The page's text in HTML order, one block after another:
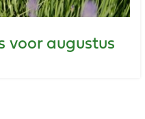
voor augustus